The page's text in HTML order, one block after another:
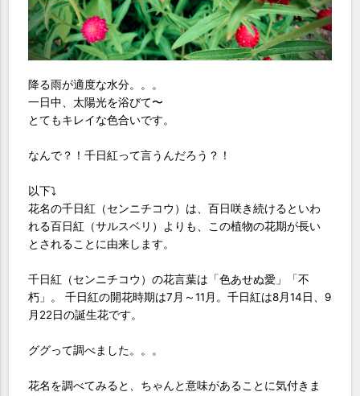
降る雨が適度な水分。。。
一日中、太陽光を浴びて〜
とてもキレイな色合いです。
なんで？！千日紅って言うんだろう？！
以下⤵︎
花名の千日紅（センニチコウ）は、百日咲き続けるといわ
れる百日紅（サルスベリ）よりも、この植物の花期が長い
とされることに由来します。
千日紅（センニチコウ）の花言葉は「色あせぬ愛」「不
朽」。 千日紅の開花時期は7月～11月。千日紅は8月14日、9
月22日の誕生花です。
ググって調べました。。。
花名を調べてみると、ちゃんと意味があることに気付きま